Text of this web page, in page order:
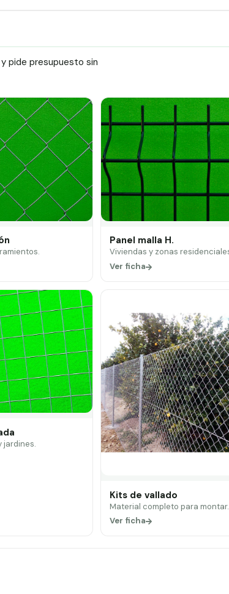
pide presupuesto sin
Panel malla H.
Viviendas y zonas
Ver ficha
jardines.
Kits de vallado
Material completo para montar.
Ver ficha